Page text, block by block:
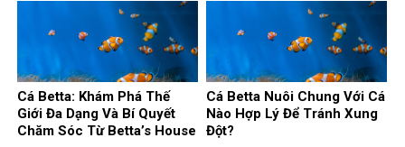
Cá Betta: Khám Phá Thế
Giới Đa Dạng Và Bí Quyết
Chăm Sóc Từ Betta’s House
Cá Betta Nuôi Chung Với Cá
Nào Hợp Lý Để Tránh Xung
Đột?